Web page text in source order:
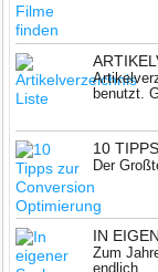
benutzt.
10
Der
IN
Zum
endlich ...